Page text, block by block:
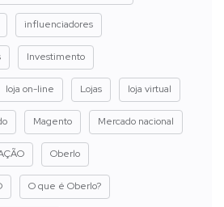
influenciadores
Investimento
loja on-line Lojas loja virtual
Magento Mercado nacional
Oberlo
O que é Oberlo?